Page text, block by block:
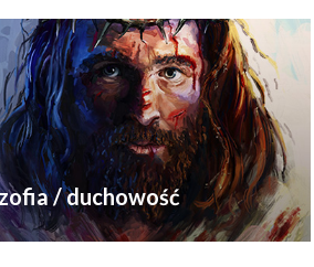
/ duchowość